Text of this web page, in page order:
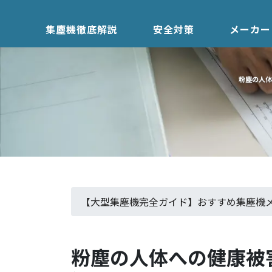
集塵機徹底解説 安全対策 メーカー
粉塵の人
【大型集塵機完全ガイド】おすすめ集塵機
粉塵の人体への健康